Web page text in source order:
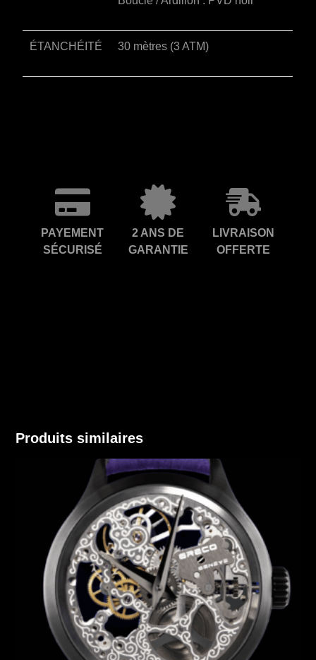
ÉTANCHÉITÉ 30 mètres (3 ATM)
PAYEMENT
SÉCURISÉ
2 ANS DE
GARANTIE
LIVRAISON
OFFERTE
Produits similaires